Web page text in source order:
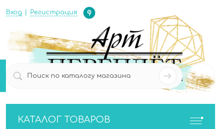
Вход Регистрация
Определение
0
КАТАЛОГ ТОВАРОВ